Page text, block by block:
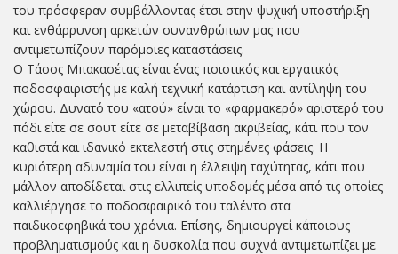
του πρόσφεραν συμβάλλοντας έτσι στην ψυχική υποστήριξη
και ενθάρρυνση αρκετών συνανθρώπων μας που
αντιμετωπίζουν παρόμοιες καταστάσεις.
Ο Τάσος Μπακασέτας είναι ένας ποιοτικός και εργατικός
ποδοσφαιριστής με καλή τεχνική κατάρτιση και αντίληψη του
χώρου. Δυνατό του «ατού» είναι το «φαρμακερό» αριστερό του
πόδι είτε σε σουτ είτε σε μεταβίβαση ακριβείας, κάτι που τον
καθιστά και ιδανικό εκτελεστή στις στημένες φάσεις. Η
κυριότερη αδυναμία του είναι η έλλειψη ταχύτητας, κάτι που
μάλλον αποδίδεται στις ελλιπείς υποδομές μέσα από τις οποίες
καλλιέργησε το ποδοσφαιρικό του ταλέντο στα
παιδικοεφηβικά του χρόνια. Επίσης, δημιουργεί κάποιους
προβληματισμούς και η δυσκολία που συχνά αντιμετωπίζει με